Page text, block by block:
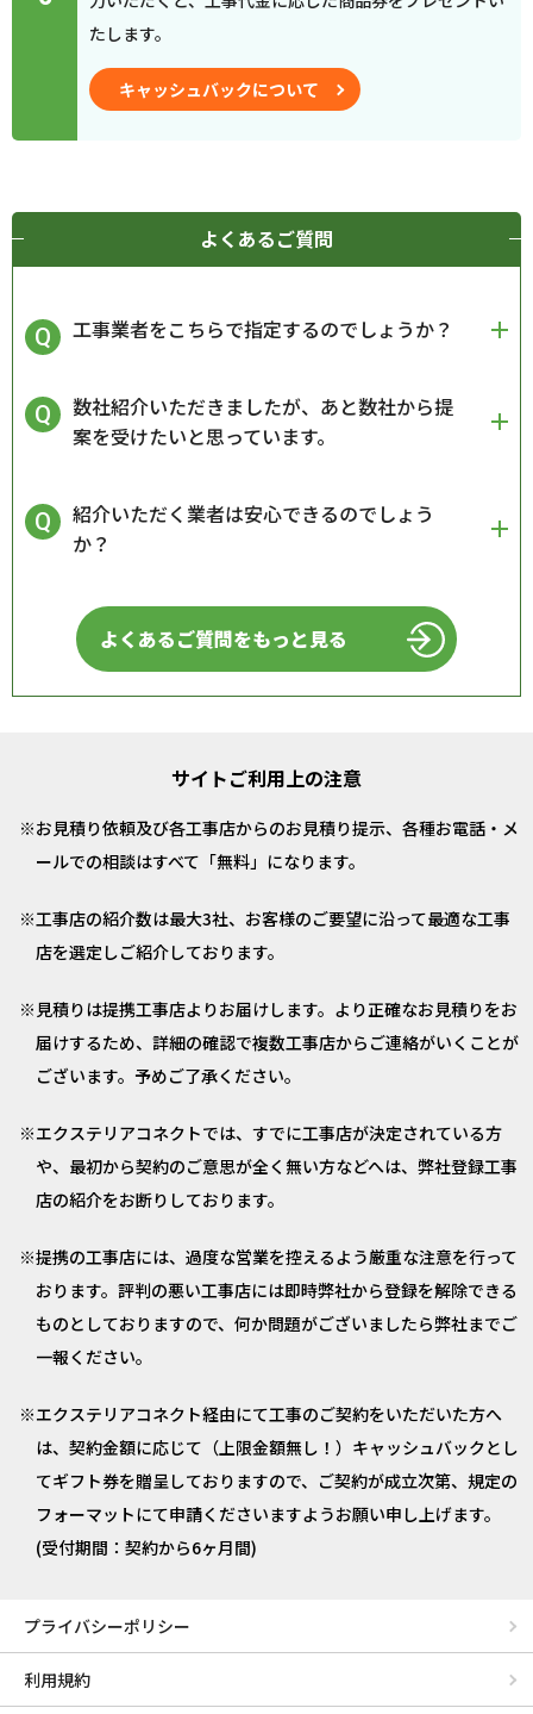
たします。
キャッシュバックについて
よくあるご質問
工事業者をこちらで指定するのでしょうか？
数社紹介いただきましたが、あと数社から提
案を受けたいと思っています。
紹介いただく業者は安心できるのでしょう
か？
よくあるご質問をもっと見る
サイトご利用上の注意
お見積り依頼及び各工事店からのお見積り提示、各種お電話・メ
ールでの相談はすべて「無料」になります。
工事店の紹介数は最大3社、お客様のご要望に沿って最適な工事
店を選定しご紹介しております。
見積りは提携工事店よりお届けします。より正確なお見積りをお
届けするため、詳細の確認で複数工事店からご連絡がいくことが
ございます。予めご了承ください。
エクステリアコネクトでは、すでに工事店が決定されている方
や、最初から契約のご意思が全く無い方などへは、弊社登録工事
店の紹介をお断りしております。
提携の工事店には、過度な営業を控えるよう厳重な注意を行って
おります。評判の悪い工事店には即時弊社から登録を解除できる
ものとしておりますので、何か問題がございましたら弊社までご
一報ください。
エクステリアコネクト経由にて工事のご契約をいただいた方へ
は、契約金額に応じて（上限金額無し！）キャッシュバックとし
てギフト券を贈呈しておりますので、ご契約が成立次第、規定の
フォーマットにて申請くださいますようお願い申し上げます。
(受付期間：契約から6ヶ月間)
プライバシーポリシー
利用規約